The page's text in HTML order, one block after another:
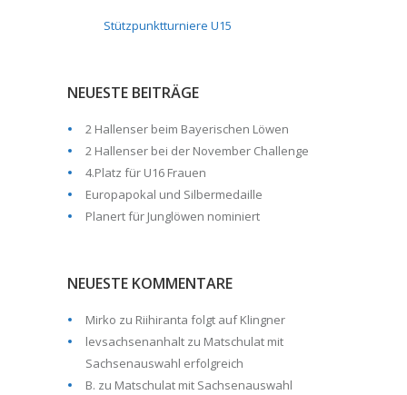
Stützpunktturniere U15
NEUESTE BEITRÄGE
2 Hallenser beim Bayerischen Löwen
2 Hallenser bei der November Challenge
4.Platz für U16 Frauen
Europapokal und Silbermedaille
Planert für Junglöwen nominiert
NEUESTE KOMMENTARE
Mirko zu Riihiranta folgt auf Klingner
levsachsenanhalt zu Matschulat mit
Sachsenauswahl erfolgreich
B. zu Matschulat mit Sachsenauswahl